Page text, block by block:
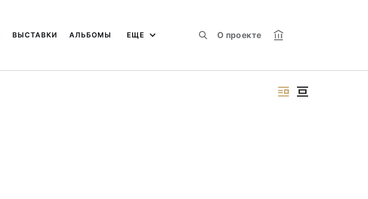
О проекте
ВЫСТАВКИ АЛЬБОМЫ ЕЩЕ